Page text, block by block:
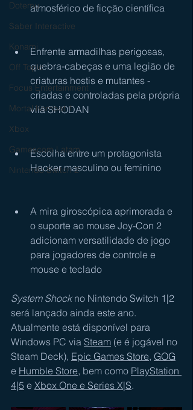
Dotemu
Saber Interactive
Konami
Off Topic
Focus Entertainment
Mortal Kombat 1
Xbox
Gamescom Latam
Nintendo Switch 2
atmosférico de ficção científica
Enfrente armadilhas perigosas,
quebra-cabeças e uma legião de
criaturas hostis e mutantes -
criadas e controladas pela própria
vilã SHODAN
Escolha entre um protagonista
Hacker masculino ou feminino
A mira giroscópica aprimorada e
o suporte ao mouse Joy-Con 2
adicionam versatilidade de jogo
para jogadores de controle e
mouse e teclado
System Shock no Nintendo Switch 1|2
será lançado ainda este ano.
Atualmente está disponível para
Windows PC via Steam (e é jogável no
Steam Deck), Epic Games Store, GOG
e Humble Store, bem como PlayStation
4|5 e Xbox One e Series X|S.